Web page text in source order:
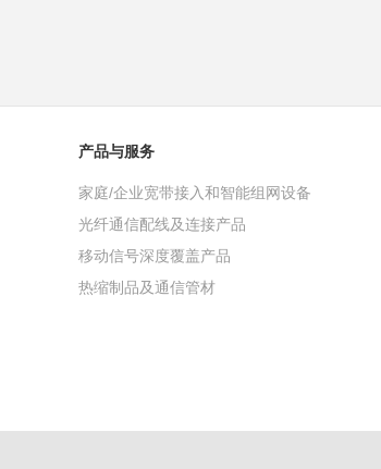
产品与服务
家庭/企业宽带接入和智能组网设备
光纤通信配线及连接产品
移动信号深度覆盖产品
热缩制品及通信管材